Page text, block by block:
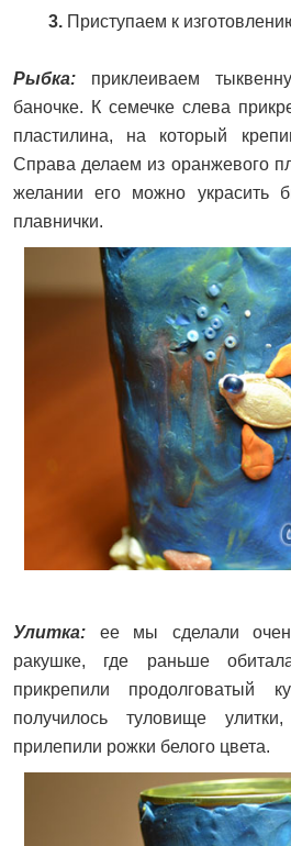
3.Приступаем к
Рыбка: приклеиваем
баночке. К семечке слева
пластилина, на который
Справа делаем из оранжевого
желании его можно украсить
плавнички.
Улитка: ее мы сделали
ракушке, где раньше
прикрепили продолговатый
получилось туловище
прилепили рожки белого цвета.